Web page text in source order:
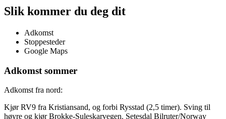
Slik kommer du deg dit
Adkomst
Stoppesteder
Google Maps
Adkomst sommer
Adkomst fra nord:
Kjør RV9 fra Kristiansand, og forbi Rysstad (2,5 timer). Sving til
høyre og kjør Brokke-Suleskarvegen. Setesdal Bilruter/Norway